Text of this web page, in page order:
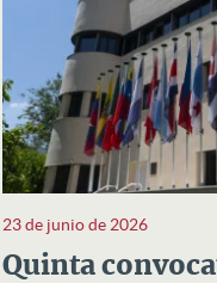
23 de junio de 2026
Quinta